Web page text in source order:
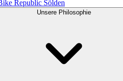
Republic Sölden
Unsere Philosophie